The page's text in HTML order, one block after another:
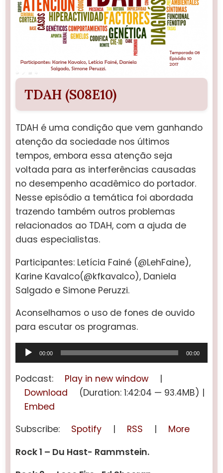
TDAH (S08E10)
TDAH é uma condição que vem ganhando
atenção da sociedade nos últimos
tempos, embora essa atenção seja
voltada para as interferências causadas
no desempenho acadêmico do portador.
Nesse episódio a temática foi abordada
trazendo também outros problemas
relacionados ao TDAH, com a ajuda de
duas especialistas.
Participantes: Letícia Fainé (@LehFaine),
Karine Kavalco(@kfkavalco), Daniela
Salgado e Simone Peruzzi.
Aconselhamos o uso de fones de ouvido
para escutar os programas.
Tocador
de
áudio
00:00 00:00
Podcast: Play in new window
|
Download
(Duration: 1:42:04 — 93.4MB) |
Embed
Subscribe:
Spotify | RSS |
More
Rock 1 – Du Hast- Rammstein.